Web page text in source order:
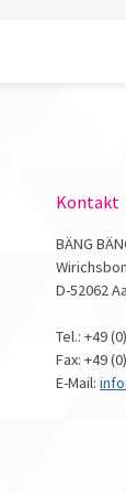
Kontakt
BÄNG
D-52062
Tel.: +49
Fax: +49
E-Mail: